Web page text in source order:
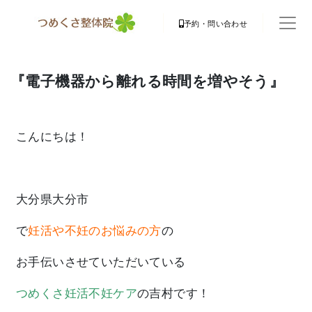
予約・問い合わせ
『電子機器から離れる時間を増やそう』
こんにちは！
大分県大分市
で妊活や不妊のお悩みの方の
お手伝いさせていただいている
つめくさ妊活不妊ケアの吉村です！